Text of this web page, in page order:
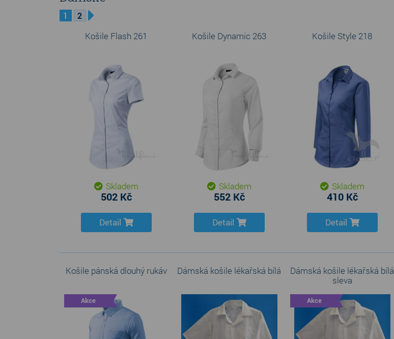
1 2
Košile Flash 261
Skladem
502 Kč
Detail
Košile Dynamic 263
Skladem
552 Kč
Detail
Košile Style 218
Skladem
410 Kč
Detail
Košile pánská dlouhý rukáv
Akce
Dámská košile lékařská bílá
Dámská košile lékařská bílá
sleva
Akce